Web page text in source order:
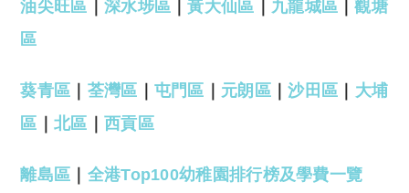
油尖旺區 深水埗區 ｜黃大仙區 九龍城區 ｜觀塘
區
葵青區 荃灣區 屯門區 元朗區｜沙田區
大埔
區 ｜北區 西貢區
離島區 全港Top100幼稚園排行榜及學費一覽